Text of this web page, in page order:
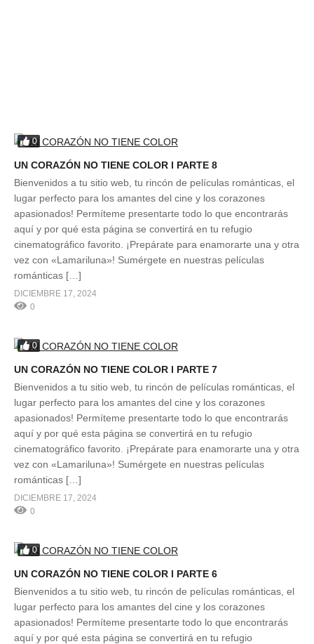
0
UN CORAZÓN NO TIENE COLOR l PARTE 8
Bienvenidos a tu sitio web, tu rincón de películas románticas, el
lugar perfecto para los amantes del cine y los corazones
apasionados! Permíteme presentarte todo lo que encontrarás
aquí y por qué esta página se convertirá en tu refugio
cinematográfico favorito. ¡Prepárate para enamorarte una y otra
vez con «Lamariluna»! Sumérgete en nuestras películas
románticas […]
DICIEMBRE 17, 2024
0
0
UN CORAZÓN NO TIENE COLOR l PARTE 7
Bienvenidos a tu sitio web, tu rincón de películas románticas, el
lugar perfecto para los amantes del cine y los corazones
apasionados! Permíteme presentarte todo lo que encontrarás
aquí y por qué esta página se convertirá en tu refugio
cinematográfico favorito. ¡Prepárate para enamorarte una y otra
vez con «Lamariluna»! Sumérgete en nuestras películas
románticas […]
DICIEMBRE 17, 2024
0
0
UN CORAZÓN NO TIENE COLOR l PARTE 6
Bienvenidos a tu sitio web, tu rincón de películas románticas, el
lugar perfecto para los amantes del cine y los corazones
apasionados! Permíteme presentarte todo lo que encontrarás
aquí y por qué esta página se convertirá en tu refugio